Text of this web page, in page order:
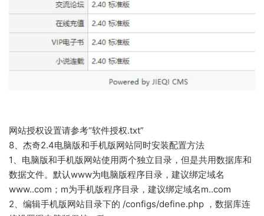
网站授权设置请参考“软件授权.txt”
8、杰奇2.4电脑版和手机版网站同时安装配置方法
1、电脑版和手机版网站使用两个独立目录，但是共用数据库和
数据文件。默认www为电脑版程序目录，建议绑定域名
www..com；m为手机版程序目录，建议绑定域名m..com
2、编辑手机版网站目录下的 /configs/define.php ，数据库连